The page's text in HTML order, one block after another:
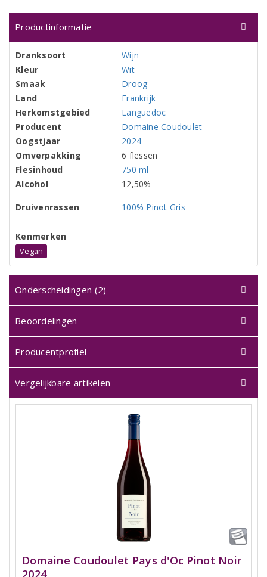
Productinformatie
Dranksoort
Wijn
Kleur
Wit
Smaak
Droog
Land
Frankrijk
Herkomstgebied
Languedoc
Producent
Domaine Coudoulet
Oogstjaar
2024
Omverpakking
6 flessen
Flesinhoud
750 ml
Alcohol
12,50%
Druivenrassen 100% Pinot Gris
Kenmerken
Vegan
Onderscheidingen (2)
Beoordelingen
Producentprofiel
Vergelijkbare artikelen
Domaine Coudoulet Pays d'Oc Pinot Noir
2024